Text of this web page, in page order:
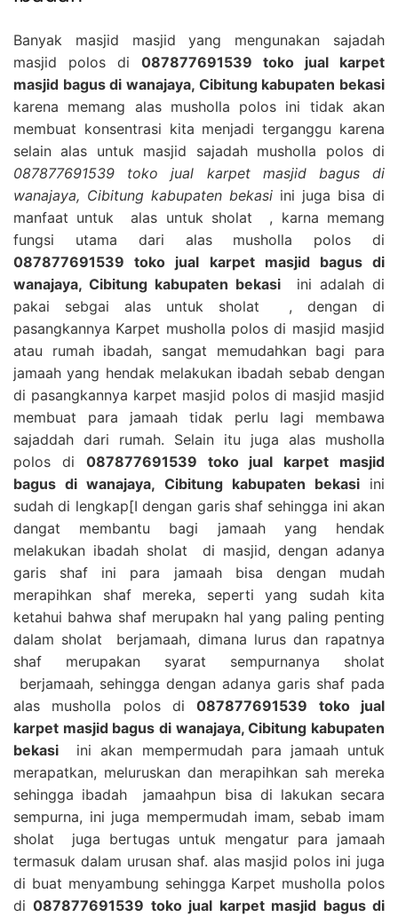
Banyak masjid masjid yang mengunakan sajadah
masjid polos di 087877691539 toko jual karpet
masjid bagus di wanajaya, Cibitung kabupaten bekasi
karena memang alas musholla polos ini tidak akan
membuat konsentrasi kita menjadi terganggu karena
selain alas untuk masjid sajadah musholla polos di
087877691539 toko jual karpet masjid bagus di
wanajaya, Cibitung kabupaten bekasi ini juga bisa di
manfaat untuk alas untuk sholat , karna memang
fungsi utama dari alas musholla polos di
087877691539 toko jual karpet masjid bagus di
wanajaya, Cibitung kabupaten bekasi ini adalah di
pakai sebgai alas untuk sholat , dengan di
pasangkannya Karpet musholla polos di masjid masjid
atau rumah ibadah, sangat memudahkan bagi para
jamaah yang hendak melakukan ibadah sebab dengan
di pasangkannya karpet masjid polos di masjid masjid
membuat para jamaah tidak perlu lagi membawa
sajaddah dari rumah. Selain itu juga alas musholla
polos di 087877691539 toko jual karpet masjid
bagus di wanajaya, Cibitung kabupaten bekasiini
sudah di lengkap[I dengan garis shaf sehingga ini akan
dangat membantu bagi jamaah yang hendak
melakukan ibadah sholat di masjid, dengan adanya
garis shaf ini para jamaah bisa dengan mudah
merapihkan shaf mereka, seperti yang sudah kita
ketahui bahwa shaf merupakn hal yang paling penting
dalam sholat berjamaah, dimana lurus dan rapatnya
shaf merupakan syarat sempurnanya sholat
berjamaah, sehingga dengan adanya garis shaf pada
alas musholla polos di087877691539 toko jual
karpet masjid bagus di wanajaya, Cibitung kabupaten
bekasi ini akan mempermudah para jamaah untuk
merapatkan, meluruskan dan merapihkan sah mereka
sehingga ibadah jamaahpun bisa di lakukan secara
sempurna, ini juga mempermudah imam, sebab imam
sholat juga bertugas untuk mengatur para jamaah
termasuk dalam urusan shaf. alas masjid polos ini juga
di buat menyambung sehingga Karpet musholla polos
di087877691539 toko jual karpet masjid bagus di